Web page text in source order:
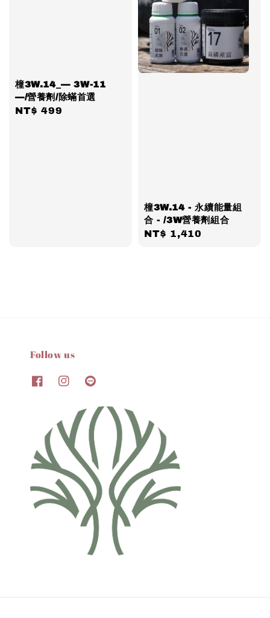
橦3W.14_— 3W-11
—/營養劑/除蟎首選
Regular
NT$ 499
橦3W.14 - 永續能量組
合 - /3W營養劑組合
Regular
NT$ 1,410
Follow us